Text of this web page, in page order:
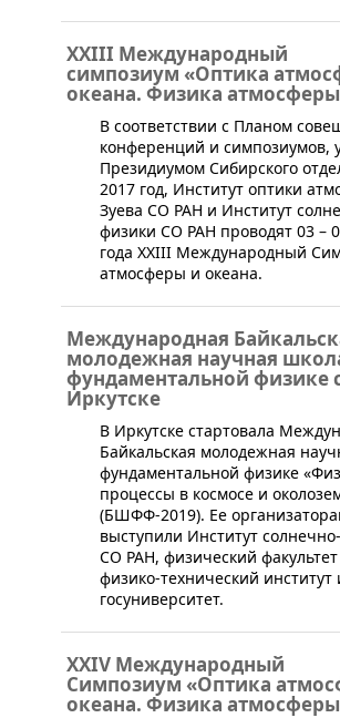
XХIII Международный
симпозиум «Оптика
океана. Физика
В соответствии с Планом
конференций и симпозиумов,
Президиумом Сибирского
2017 год, Институт оптики
Зуева СО РАН и Институт
физики СО РАН проводят 03 –
года XXIII Международный
атмосферы и океана.
Международная
молодежная научная
фундаментальной физике
Иркутске
​В Иркутске стартовала
Байкальская молодежная
фундаментальной физике
процессы в космосе и
(БШФФ-2019). Ее
выступили Институт
СО РАН, физический
физико-технический институт
госуниверситет.
XXIV Международный
Cимпозиум «Оптика
океана. Физика